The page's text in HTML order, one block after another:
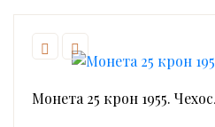
Монета 25 крон 1955.